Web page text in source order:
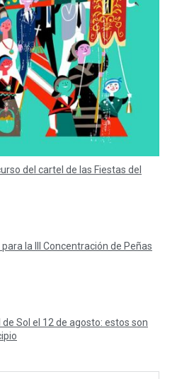
del cartel de las Fiestas del
la III Concentración de Peñas
Sol el 12 de agosto: estos son